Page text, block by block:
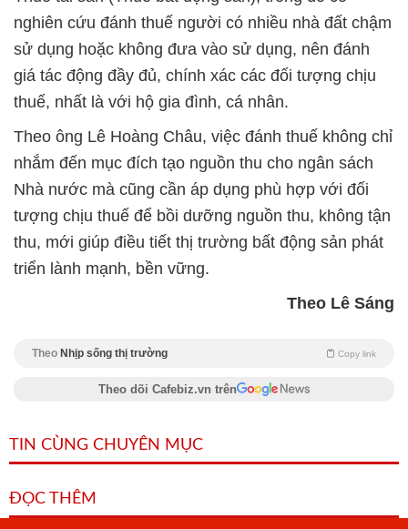
nghiên cứu đánh thuế người có nhiều nhà đất chậm
sử dụng hoặc không đưa vào sử dụng, nên đánh
giá tác động đầy đủ, chính xác các đối tượng chịu
thuế, nhất là với hộ gia đình, cá nhân.
Theo ông Lê Hoàng Châu, việc đánh thuế không chỉ
nhắm đến mục đích tạo nguồn thu cho ngân sách
Nhà nước mà cũng cần áp dụng phù hợp với đối
tượng chịu thuế để bồi dưỡng nguồn thu, không tận
thu, mới giúp điều tiết thị trường bất động sản phát
triển lành mạnh, bền vững.
Theo Lê Sáng
Theo Nhịp sống thị trường Copy link
Theo dõi Cafebiz.vn trên
TIN CÙNG CHUYÊN MỤC
ĐỌC THÊM